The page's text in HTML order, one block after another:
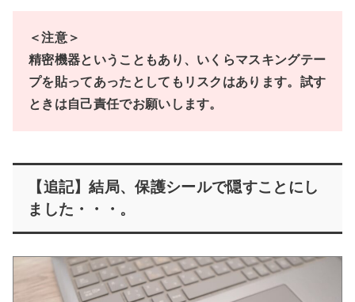
＜注意＞
精密機器ということもあり、いくらマスキングテー
プを貼ってあったとしてもリスクはあります。試す
ときは自己責任でお願いします。
【追記】結局、保護シールで隠すことにし
ました・・・。